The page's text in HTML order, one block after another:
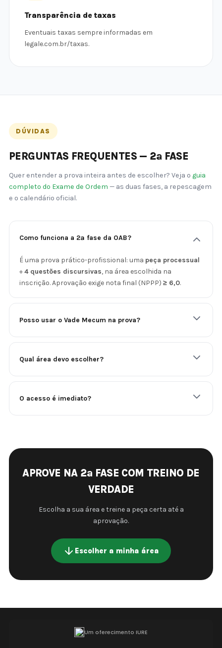
Transparência de taxas
Eventuais taxas sempre informadas em
legale.com.br/taxas.
DÚVIDAS
PERGUNTAS FREQUENTES — 2ª FASE
Quer entender a prova inteira antes de escolher? Veja o guia
completo do Exame de Ordem — as duas fases, a repescagem
e o calendário oficial.
Como funciona a 2ª fase da OAB?
É uma prova prático-profissional: uma peça processual
+4 questões discursivas, na área escolhida na
inscrição. Aprovação exige nota final (NPPP) ≥ 6,0.
Posso usar o Vade Mecum na prova?
Qual área devo escolher?
O acesso é imediato?
APROVE NA 2ª FASE COM TREINO DE
VERDADE
Escolha a sua área e treine a peça certa até a
aprovação.
Escolher a minha área